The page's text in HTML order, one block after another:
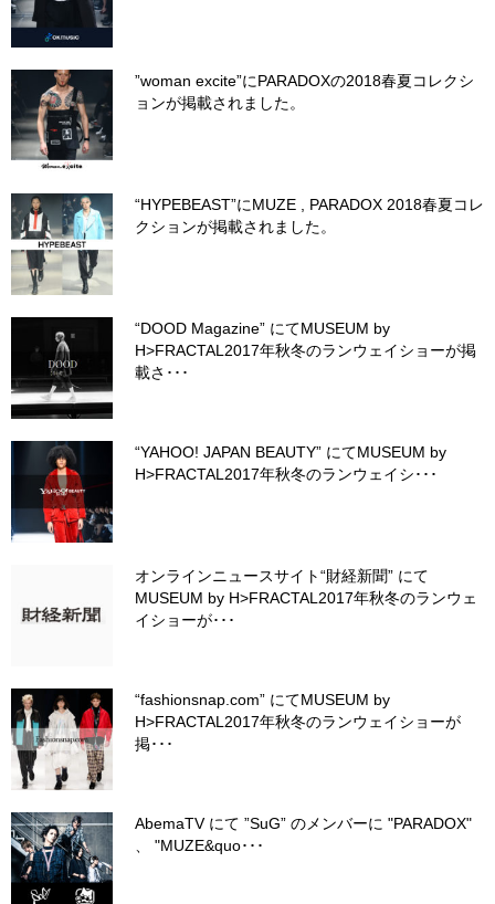
”woman excite”にPARADOXの2018春夏コレクシ
ョンが掲載されました。
“HYPEBEAST”にMUZE , PARADOX 2018春夏コレ
クションが掲載されました。
“DOOD Magazine” にてMUSEUM by
H>FRACTAL2017年秋冬のランウェイショーが掲
載さ･･･
“YAHOO! JAPAN BEAUTY” にてMUSEUM by
H>FRACTAL2017年秋冬のランウェイシ･･･
オンラインニュースサイト“財経新聞” にて
MUSEUM by H>FRACTAL2017年秋冬のランウェ
イショーが･･･
“fashionsnap.com” にてMUSEUM by
H>FRACTAL2017年秋冬のランウェイショーが
掲･･･
AbemaTV にて ”SuG” のメンバーに "PARADOX"
、 "MUZE&quo･･･